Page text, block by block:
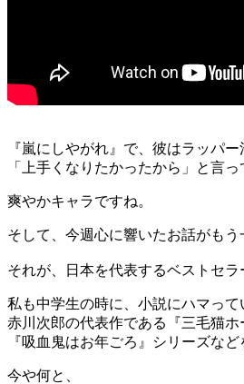
『嵐にしやがれ』で、彼はラッパ
「上手くなりたかったから」と言っ
爽やかキャラですね。
そして、今週心に響いたお話がも
それが、日本を代表するベストセラ
私も中学生の時に、小説にハマって
赤川次郎の代表作である『三毛猫
『吸血鬼はお年ごろ』シリーズなど
今や何と、